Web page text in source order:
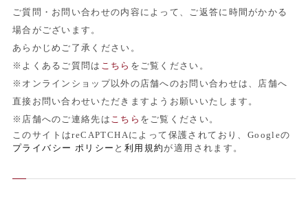
ご質問・お問い合わせの内容によって、ご返答に時間がかかる
場合がございます。
あらかじめご了承ください。
※よくあるご質問は こちら をご覧ください。
※オンラインショップ以外の店舗へのお問い合わせは、店舗へ
直接お問い合わせいただきますようお願いいたします。
※店舗へのご連絡先は こちら をご覧ください。
このサイトはreCAPTCHAによって保護されており、Googleの
プライバシー ポリシー と 利用規約が適用されます。